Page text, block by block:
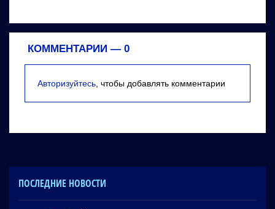
КОММЕНТАРИИ — 0
Авторизуйтесь , чтобы добавлять комментарии
ПОСЛЕДНИЕ НОВОСТИ